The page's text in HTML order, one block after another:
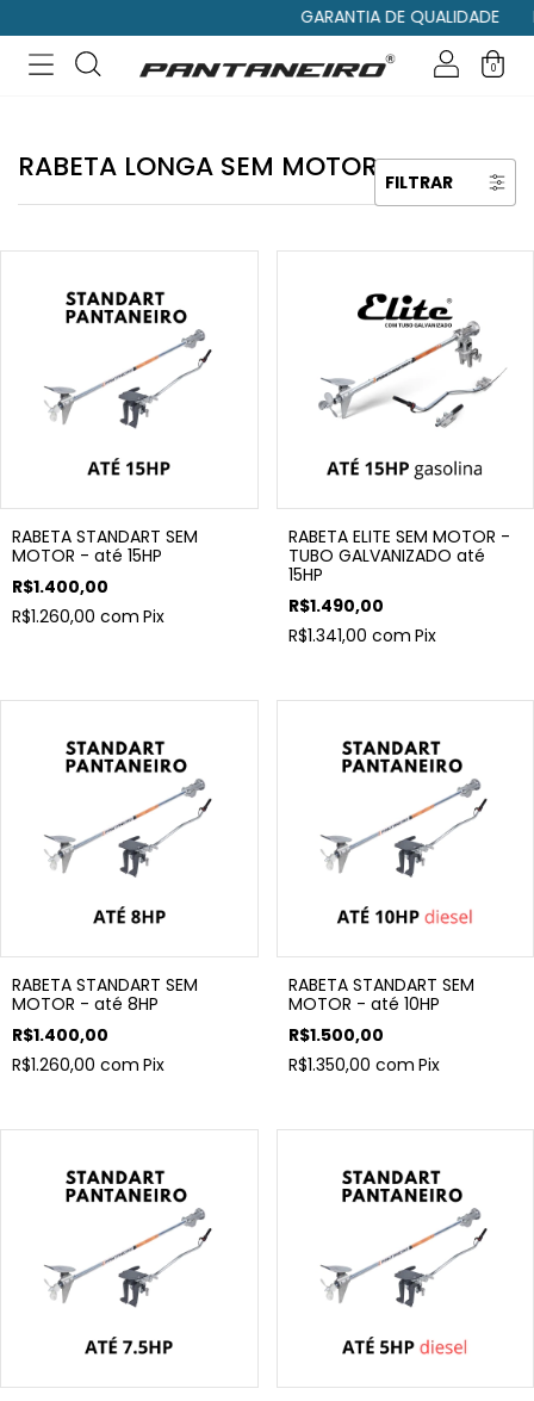
GARANTIA DE QUALIDADE
0
RABETA LONGA SEM MOTOR FILTRAR
RABETA STANDART SEM
MOTOR - até 15HP
R$1.400,00
R$1.260,00 com Pix
RABETA ELITE SEM MOTOR -
TUBO GALVANIZADO até
15HP
R$1.490,00
R$1.341,00 com Pix
RABETA STANDART SEM
MOTOR - até 8HP
R$1.400,00
R$1.260,00 com Pix
RABETA STANDART SEM
MOTOR - até 10HP
R$1.500,00
R$1.350,00 com Pix